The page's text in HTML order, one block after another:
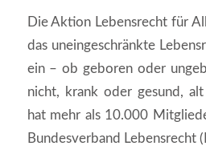
Die Aktion Lebensrecht für
das uneingeschränkte
ein – ob geboren oder
nicht, krank oder gesund,
hat mehr als 10.000
Bundesverband Lebensrecht